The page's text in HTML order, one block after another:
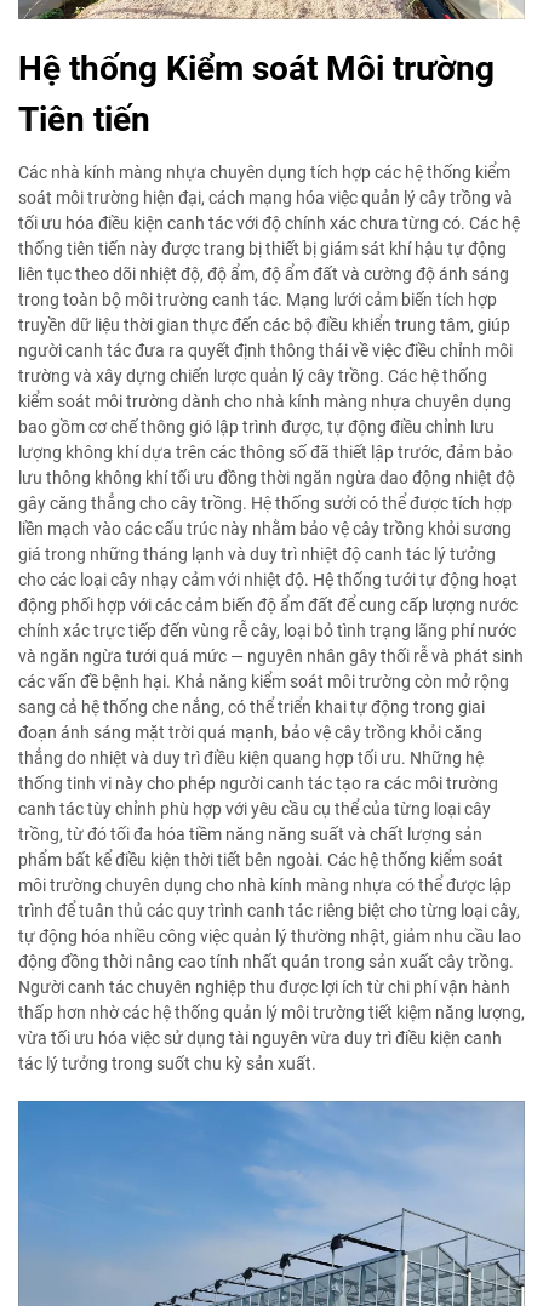
Hệ thống Kiểm soát Môi trường
Tiên tiến
Các nhà kính màng nhựa chuyên dụng tích hợp các hệ thống kiểm
soát môi trường hiện đại, cách mạng hóa việc quản lý cây trồng và
tối ưu hóa điều kiện canh tác với độ chính xác chưa từng có. Các hệ
thống tiên tiến này được trang bị thiết bị giám sát khí hậu tự động
liên tục theo dõi nhiệt độ, độ ẩm, độ ẩm đất và cường độ ánh sáng
trong toàn bộ môi trường canh tác. Mạng lưới cảm biến tích hợp
truyền dữ liệu thời gian thực đến các bộ điều khiển trung tâm, giúp
người canh tác đưa ra quyết định thông thái về việc điều chỉnh môi
trường và xây dựng chiến lược quản lý cây trồng. Các hệ thống
kiểm soát môi trường dành cho nhà kính màng nhựa chuyên dụng
bao gồm cơ chế thông gió lập trình được, tự động điều chỉnh lưu
lượng không khí dựa trên các thông số đã thiết lập trước, đảm bảo
lưu thông không khí tối ưu đồng thời ngăn ngừa dao động nhiệt độ
gây căng thẳng cho cây trồng. Hệ thống sưởi có thể được tích hợp
liền mạch vào các cấu trúc này nhằm bảo vệ cây trồng khỏi sương
giá trong những tháng lạnh và duy trì nhiệt độ canh tác lý tưởng
cho các loại cây nhạy cảm với nhiệt độ. Hệ thống tưới tự động hoạt
động phối hợp với các cảm biến độ ẩm đất để cung cấp lượng nước
chính xác trực tiếp đến vùng rễ cây, loại bỏ tình trạng lãng phí nước
và ngăn ngừa tưới quá mức — nguyên nhân gây thối rễ và phát sinh
các vấn đề bệnh hại. Khả năng kiểm soát môi trường còn mở rộng
sang cả hệ thống che nắng, có thể triển khai tự động trong giai
đoạn ánh sáng mặt trời quá mạnh, bảo vệ cây trồng khỏi căng
thẳng do nhiệt và duy trì điều kiện quang hợp tối ưu. Những hệ
thống tinh vi này cho phép người canh tác tạo ra các môi trường
canh tác tùy chỉnh phù hợp với yêu cầu cụ thể của từng loại cây
trồng, từ đó tối đa hóa tiềm năng năng suất và chất lượng sản
phẩm bất kể điều kiện thời tiết bên ngoài. Các hệ thống kiểm soát
môi trường chuyên dụng cho nhà kính màng nhựa có thể được lập
trình để tuân thủ các quy trình canh tác riêng biệt cho từng loại cây,
tự động hóa nhiều công việc quản lý thường nhật, giảm nhu cầu lao
động đồng thời nâng cao tính nhất quán trong sản xuất cây trồng.
Người canh tác chuyên nghiệp thu được lợi ích từ chi phí vận hành
thấp hơn nhờ các hệ thống quản lý môi trường tiết kiệm năng lượng,
vừa tối ưu hóa việc sử dụng tài nguyên vừa duy trì điều kiện canh
tác lý tưởng trong suốt chu kỳ sản xuất.